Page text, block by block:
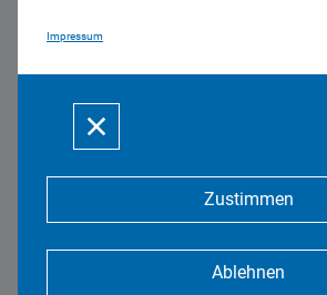
Impressum
Zustimmen
Ablehnen
Funkplanungsdaten 089Kult
PDF | 157 KB
Funkplanungsdaten 95.5